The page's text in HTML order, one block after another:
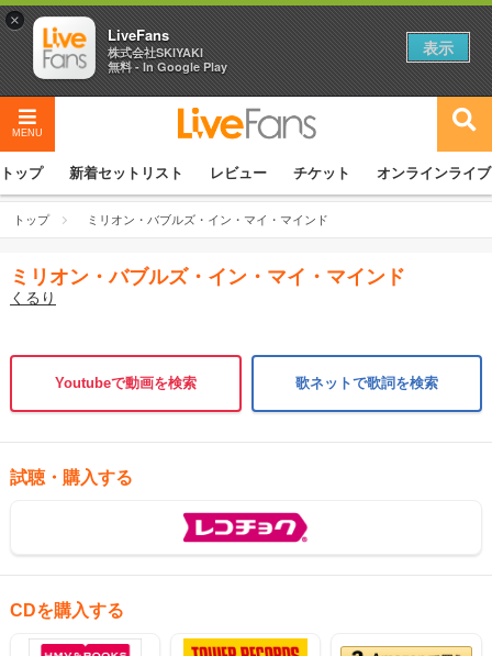
MENU
トップ 新着セットリスト レビュー チケット オンラインライブ
トップ ミリオン・バブルズ・イン・マイ・マインド
ミリオン・バブルズ・イン・マイ・マインド
くるり
Youtubeで動画を検索 歌ネットで歌詞を検索
試聴・購入する
CDを購入する
×
LiveFans
株式会社SKIYAKI
無料 - In Google Play
表示